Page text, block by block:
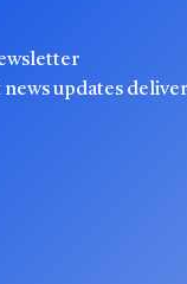
updates